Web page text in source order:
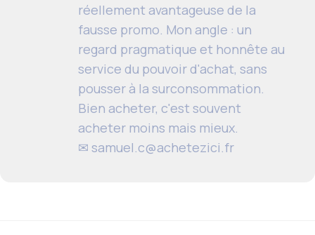
réellement avantageuse de la
fausse promo. Mon angle : un
regard pragmatique et honnête au
service du pouvoir d'achat, sans
pousser à la surconsommation.
Bien acheter, c'est souvent
acheter moins mais mieux.
✉ samuel.c@achetezici.fr